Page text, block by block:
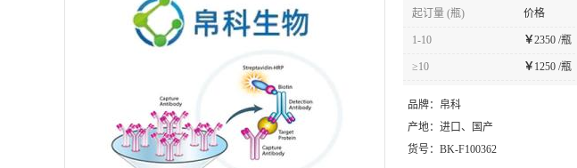
起订量 (瓶) 价格
1-10 ￥2350 /瓶
≥10 ￥1250 /瓶
品牌： 帛科
产地： 进口、国产
货号： BK-F100362